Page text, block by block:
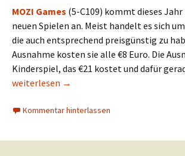
MOZI Games (5-C109) kommt dieses
neuen Spielen an. Meist handelt es sich
die auch entsprechend preisgünstig zu
Ausnahme kosten sie alle €8 Euro. Die
Kinderspiel, das €21 kostet und dafür
Messevorschau 2019: Taiwan (Teil 4) – MOZI
weiterlesen →
Kommentar hinterlassen